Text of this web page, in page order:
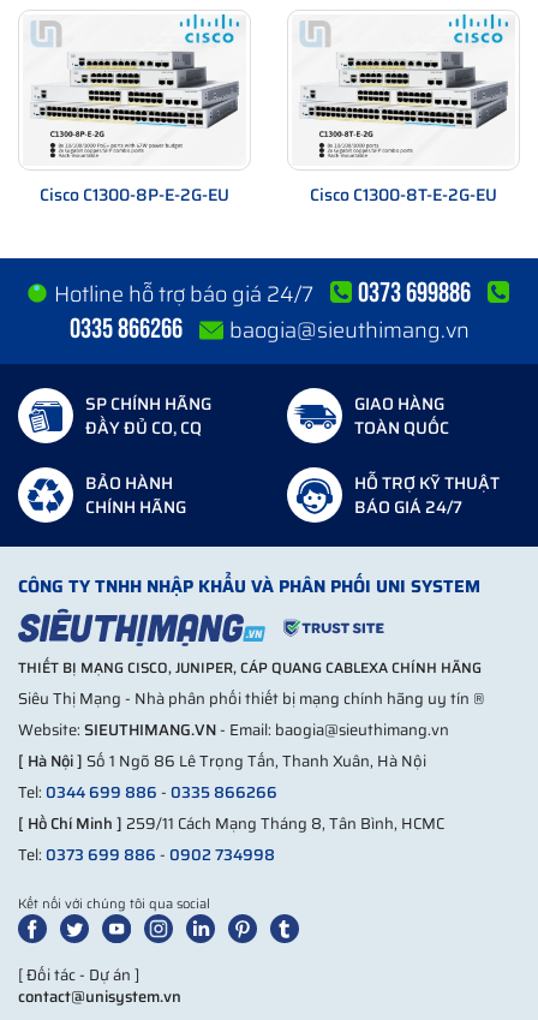
Cisco C1300-8P-E-2G-EU Cisco C1300-8T-E-2G-EU
Hotline hỗ trợ báo giá 24/7
0373 699886
0335 866266
baogia@sieuthimang.vn
SP CHÍNH HÃNG
ĐẦY ĐỦ CO, CQ
GIAO HÀNG
TOÀN QUỐC
BẢO HÀNH
CHÍNH HÃNG
HỖ TRỢ KỸ THUẬT
BÁO GIÁ 24/7
CÔNG TY TNHH NHẬP KHẨU VÀ PHÂN PHỐI UNI SYSTEM
THIẾT BỊ MẠNG CISCO, JUNIPER, CÁP QUANG CABLEXA CHÍNH HÃNG
Siêu Thị Mạng - Nhà phân phối thiết bị mạng chính hãng uy tín ®
Website:SIEUTHIMANG.VN- Email: baogia@sieuthimang.vn
[ Hà Nội ] Số 1 Ngõ 86 Lê Trọng Tấn, Thanh Xuân, Hà Nội
Tel:0344 699 886-0335 866266
[ Hồ Chí Minh ] 259/11 Cách Mạng Tháng 8, Tân Bình, HCMC
Tel:0373 699 886-0902 734998
Kết nối với chúng tôi qua social
[ Đối tác - Dự án ]
contact@unisystem.vn